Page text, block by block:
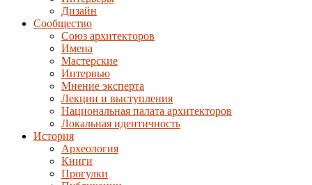
Дизайн
Сообщество
Союз архитекторов
Имена
Мастерские
Интервью
Мнение эксперта
Лекции и выступления
Национальная палата архитекторов
Локальная идентичность
История
Археология
Книги
Прогулки